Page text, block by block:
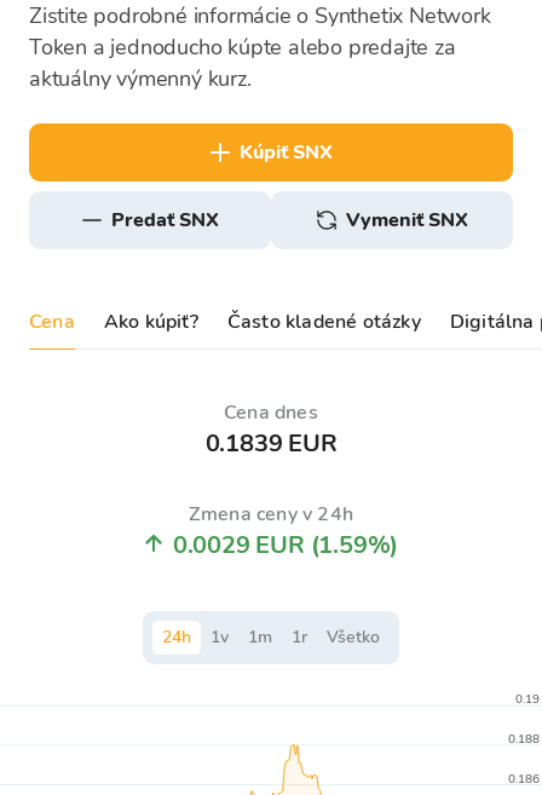
Zistite podrobné informácie o Synthetix Network
Token a jednoducho kúpte alebo predajte za
aktuálny výmenný kurz.
kúpiť SNX
predať SNX Vymeniť SNX
Cena Ako kúpiť? Často kladené otázky Digitálna
Cena dnes
0.1839 EUR
Zmena ceny v 24h
0.0029 EUR (1.59%)
24h 1v 1m 1r Všetko
0.186
0.188
0.19